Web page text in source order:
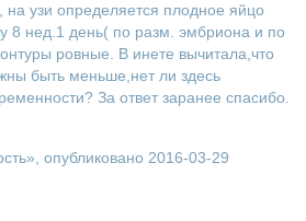
на узи определяется плодное яйцо
8 нед.1 день( по разм. эмбриона и по
ровные. В инете вычитала,что
быть меньше,нет ли здесь
За ответ заранее спасибо.
», опубликовано 2016-03-29